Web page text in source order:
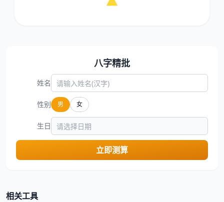
八字精批
姓名
性别 男 女
生日
立即测算
相关工具